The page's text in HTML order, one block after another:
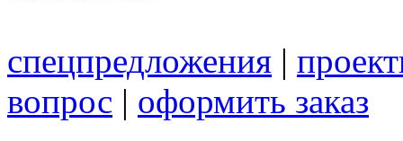
спецпредложения |
вопрос | оформить заказ